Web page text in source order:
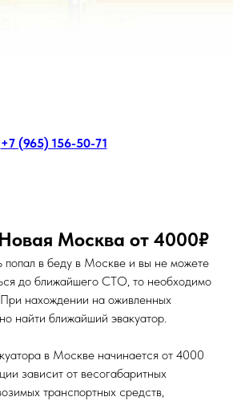
+7 (965) 156-50-71
Москва от 4000₽
попал в беду в Москве и вы не можете
до ближайшего СТО, то необходимо
При нахождении на оживленных
найти ближайший эвакуатор.
в Москве начинается от 4000
зависит от весогабаритных
транспортных средств,